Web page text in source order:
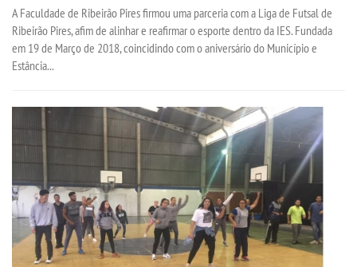
A Faculdade de Ribeirão Pires firmou uma parceria com a Liga de Futsal de
Ribeirão Pires, afim de alinhar e reafirmar o esporte dentro da IES. Fundada
em 19 de Março de 2018, coincidindo com o aniversário do Município e
Estância...